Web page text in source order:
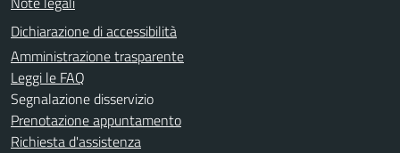
Dichiarazione di accessibilità
Amministrazione trasparente
Leggi le FAQ
Segnalazione disservizio
Prenotazione appuntamento
Richiesta d'assistenza